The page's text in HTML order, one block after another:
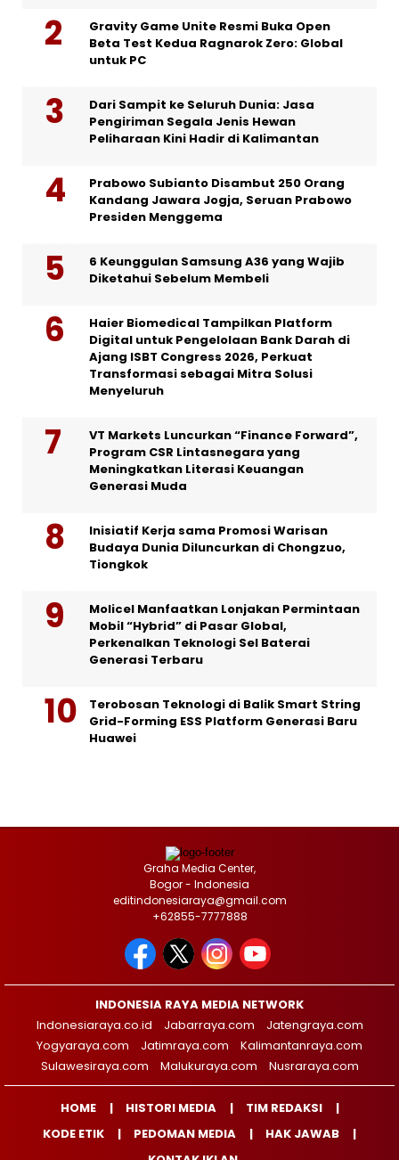
Gravity Game Unite Resmi Buka Open
Beta Test Kedua Ragnarok Zero: Global
untuk PC
Dari Sampit ke Seluruh Dunia: Jasa
Pengiriman Segala Jenis Hewan
Peliharaan Kini Hadir di Kalimantan
Prabowo Subianto Disambut 250 Orang
Kandang Jawara Jogja, Seruan Prabowo
Presiden Menggema
6 Keunggulan Samsung A36 yang Wajib
Diketahui Sebelum Membeli
Haier Biomedical Tampilkan Platform
Digital untuk Pengelolaan Bank Darah di
Ajang ISBT Congress 2026, Perkuat
Transformasi sebagai Mitra Solusi
Menyeluruh
VT Markets Luncurkan “Finance Forward”,
Program CSR Lintasnegara yang
Meningkatkan Literasi Keuangan
Generasi Muda
Inisiatif Kerja sama Promosi Warisan
Budaya Dunia Diluncurkan di Chongzuo,
Tiongkok
Molicel Manfaatkan Lonjakan Permintaan
Mobil “Hybrid” di Pasar Global,
Perkenalkan Teknologi Sel Baterai
Generasi Terbaru
Terobosan Teknologi di Balik Smart String
Grid-Forming ESS Platform Generasi Baru
Huawei
Graha Media Center,
Bogor - Indonesia
editindonesiaraya@gmail.com
+62855-7777888
INDONESIA RAYA MEDIA NETWORK
Indonesiaraya.co.id
Jabarraya.com
Jatengraya.com
Yogyaraya.com
Jatimraya.com
Kalimantanraya.com
Sulawesiraya.com
Malukuraya.com Nusraraya.com
HOME HISTORI MEDIA
TIM REDAKSI
KODE ETIK
PEDOMAN MEDIA
HAK JAWAB